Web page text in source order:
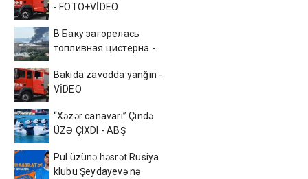
- FOTO+VİDEO
В Баку загорелась
топливная цистерна -
Bakıda zavodda yanğın -
VİDEO
“Xəzər canavarı” Çində
ÜZƏ ÇIXDI - ABŞ
Pul üzünə həsrət Rusiya
klubu Şeydayevə nə